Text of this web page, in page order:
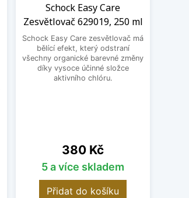
Schock Easy Care
Zesvětlovač 629019, 250 ml
Schock Easy Care zesvětlovač má
bělící efekt, který odstraní
všechny organické barevné změny
díky vysoce účinné složce
aktivního chlóru.
Cena
380 Kč
5 a více skladem
Přidat do košíku